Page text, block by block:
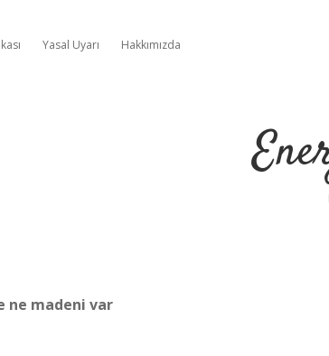
Yasal Uyarı Hakkımızda
ne madeni var